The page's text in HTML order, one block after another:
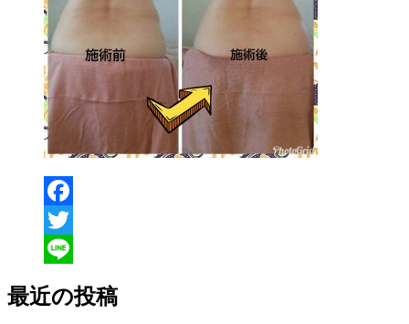
Facebook
Twitter
最近の投稿